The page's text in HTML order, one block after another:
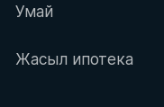
Умай
Жасыл ипотека